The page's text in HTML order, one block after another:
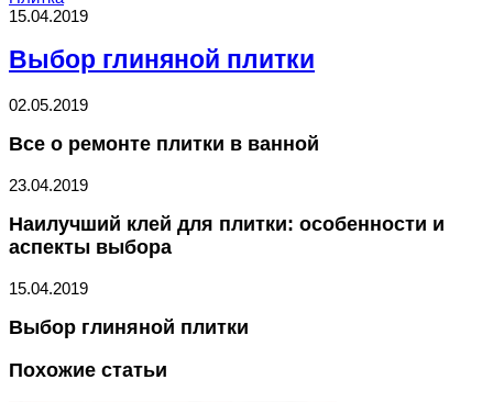
15.04.2019
Выбор глиняной плитки
02.05.2019
Все о ремонте плитки в ванной
23.04.2019
Наилучший клей для плитки: особенности и
аспекты выбора
15.04.2019
Выбор глиняной плитки
Похожие статьи